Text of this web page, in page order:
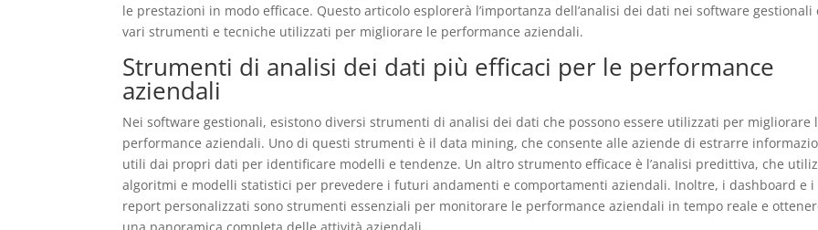
le prestazioni in modo efficace. Questo articolo esplorerà l’importanza dell’analisi dei dati nei software gestionali
vari strumenti e tecniche utilizzati per migliorare le performance aziendali.
Strumenti di analisi dei dati più efficaci per le performance
aziendali
Nei software gestionali, esistono diversi strumenti di analisi dei dati che possono essere utilizzati per migliorare
performance aziendali. Uno di questi strumenti è il data mining, che consente alle aziende di estrarre
utili dai propri dati per identificare modelli e tendenze. Un altro strumento efficace è l’analisi predittiva, che
algoritmi e modelli statistici per prevedere i futuri andamenti e comportamenti aziendali. Inoltre, i dashboard e i
report personalizzati sono strumenti essenziali per monitorare le performance aziendali in tempo reale e